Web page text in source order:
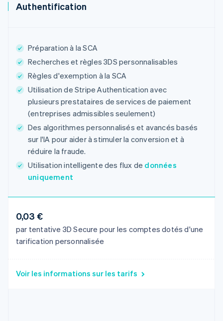
Authentification
Préparation à la SCA
Recherches et règles 3DS personnalisables
Règles d'exemption à la SCA
Utilisation de Stripe Authentication avec
plusieurs prestataires de services de paiement
(entreprises admissibles seulement)
Des algorithmes personnalisés et avancés basés
sur l'IA pour aider à stimuler la conversion et à
réduire la fraude.
Utilisation intelligente des flux de données
uniquement
0,03 €
par tentative 3D Secure pour les comptes dotés d'une
tarification personnalisée
Voir les informations sur les tarifs
Croatie
Émirats arabes unis
English
Espagne
Estonie
English
États-Unis
English Español
Finlande
English Svenska
France
FrançaisEnglish
Gibraltar
English
Hongrie
Inde
English
Italie